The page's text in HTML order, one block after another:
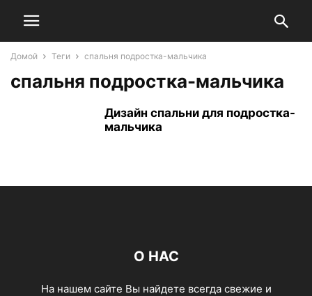
Домой Теги спальня подростка-мальчика
спальня подростка-мальчика
Дизайн спальни для подростка-
мальчика
О НАС
На нашем сайте Вы найдете всегда свежие и